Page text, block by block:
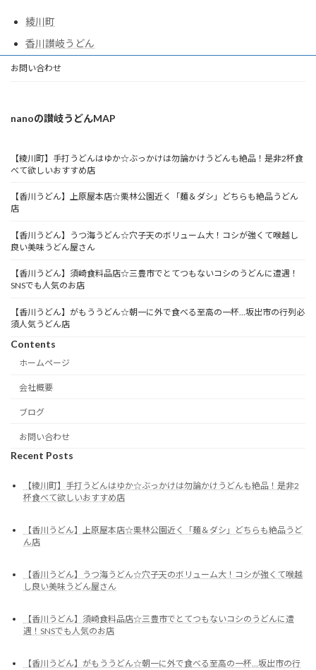
綾川町
香川讃岐うどん
お問い合わせ
nanoの讃岐うどんMAP
【綾川町】手打うどんはゆか☆ぶっかけは勿論かけうどんも絶品！是非2杯食
べて欲しいおすすめ店
【香川うどん】上原屋本店☆栗林公園近く「麺＆ダシ」どちらも絶品うどん
店
【香川うどん】うつ海うどん☆穴子天のボリューム大！コシが強くて喉越し
良い美味うどん屋さん
【香川うどん】須崎食料品店☆三豊市でとてつもないコシのうどんに遭遇！
SNSでも人気のお店
【香川うどん】がもううどん☆朝一に外で食べる至高の一杯…坂出市の行列必
須人気うどん店
Contents
ホームページ
会社概要
ブログ
お問い合わせ
Recent Posts
【綾川町】手打うどんはゆか☆ぶっかけは勿論かけうどんも絶品！是非2
杯食べて欲しいおすすめ店
【香川うどん】上原屋本店☆栗林公園近く「麺＆ダシ」どちらも絶品うど
ん店
【香川うどん】うつ海うどん☆穴子天のボリューム大！コシが強くて喉越
し良い美味うどん屋さん
【香川うどん】須崎食料品店☆三豊市でとてつもないコシのうどんに遭
遇！SNSでも人気のお店
【香川うどん】がもううどん☆朝一に外で食べる至高の一杯…坂出市の行